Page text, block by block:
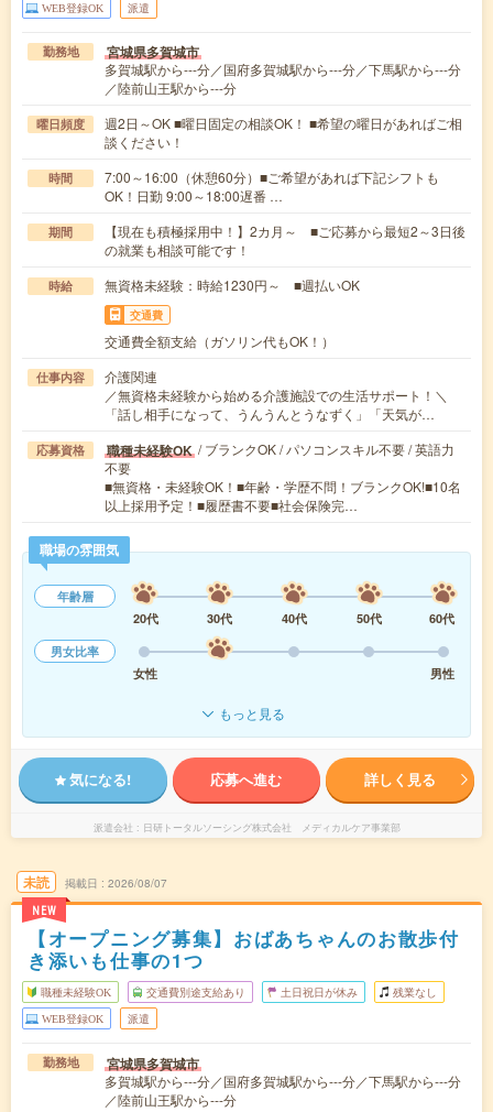
WEB登録OK 派遣
勤務地 宮城県多賀城市
多賀城駅から---分／国府多賀城駅から---分／下馬駅から---分
／陸前山王駅から---分
曜日頻度
週2日～OK ■曜日固定の相談OK！ ■希望の曜日があればご相
談ください！
時間
7:00～16:00（休憩60分）■ご希望があれば下記シフトも
OK！日勤 9:00～18:00遅番 …
期間
【現在も積極採用中！】2カ月～ ■ご応募から最短2～3日後
の就業も相談可能です！
時給 無資格未経験：時給1230円～ ■週払いOK
交通費
交通費全額支給（ガソリン代もOK！）
仕事内容
介護関連
／無資格未経験から始める介護施設での生活サポート！＼
「話し相手になって、うんうんとうなずく」「天気が…
応募資格 職種未経験OK / ブランクOK / パソコンスキル不要 / 英語力
不要
■無資格・未経験OK！■年齢・学歴不問！ブランクOK!■10名
以上採用予定！■履歴書不要■社会保険完…
職場の雰囲気
年齢層
20代
30代 40代 50代
60代
男女比率
女性
男性
もっと見る
気になる! 応募へ進む 詳しく見る
派遣会社 日研トータルソーシング株式会社 メディカルケア事業部
未読
NEW
掲載日 2026/08/07
【オープニング募集】おばあちゃんのお散歩付
き添いも仕事の1つ
職種未経験OK 交通費別途支給あり 土日祝日が休み 残業なし
WEB登録OK 派遣
勤務地 宮城県多賀城市
多賀城駅から---分／国府多賀城駅から---分／下馬駅から---分
／陸前山王駅から---分